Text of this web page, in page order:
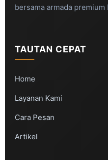
bersama armada premium
TAUTAN CEPAT
Home
Layanan Kami
Cara Pesan
Artikel